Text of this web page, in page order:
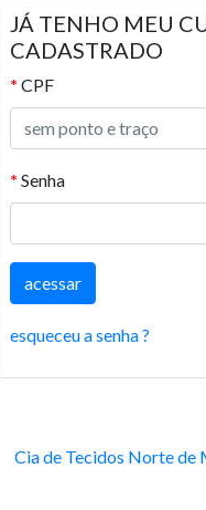
JÁ TENHO MEU
CADASTRADO
* CPF
* Senha
esqueceu a senha ?
Cia de Tecidos Norte de